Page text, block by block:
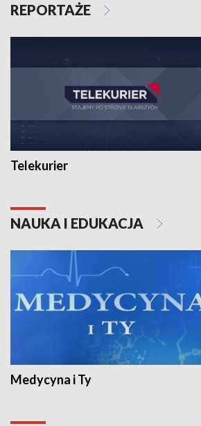
REPORTAŻE
Telekurier
NAUKA I EDUKACJA
Medycyna i Ty